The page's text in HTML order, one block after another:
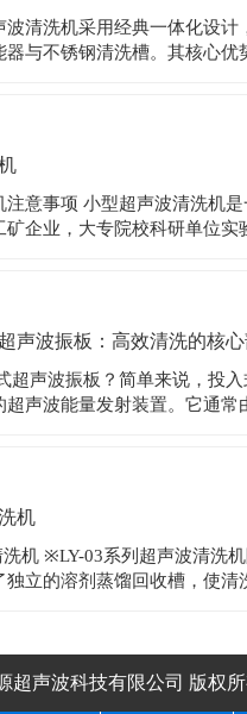
波清洗机采用经典一体化设计
与不锈钢清洗槽。其核心优
、碎屑等各类污染物。设备
洗液、设置时间与
洗机是一种物件清
矿企业，大专院校科研单位实
意事项如下： 1.为避免清洗槽，
声波振板：高效清洗的核
超声波振板？简单来说，投
超声波能量发射装置。它通常
以根据清洗槽的尺寸和清洗
底部或侧壁，甚至多块
机
独立的溶剂蒸馏回收槽，使清
超声波科技有限公司 版权